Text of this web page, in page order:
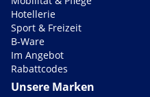
Hotellerie
Sport & Freizeit
B-Ware
Im Angebot
Rabattcodes
Unsere Marken